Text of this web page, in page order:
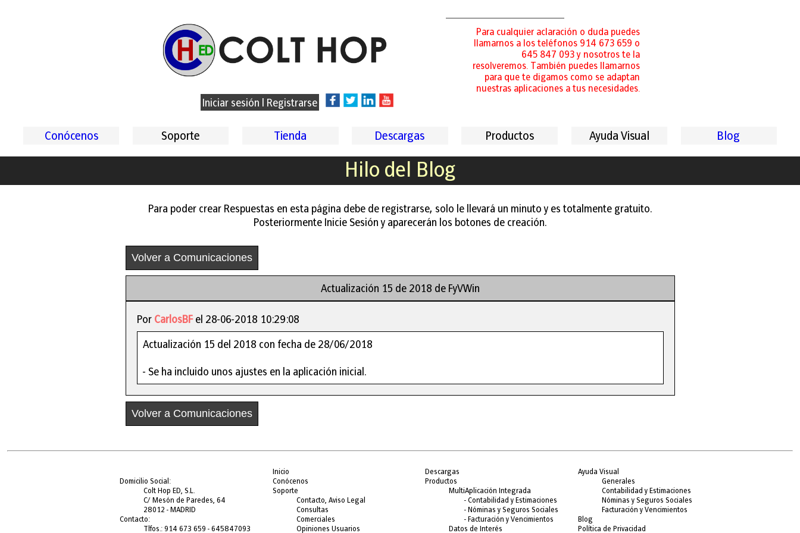
Iniciar sesión Registrarse
Para cualquier aclaración o duda puedes
llamarnos a los teléfonos 914 673 659 o
645 847 093 y nosotros te la
resolveremos. También puedes llamarnos
para que te digamos como se adaptan
nuestras aplicaciones a tus necesidades.
Conócenos Soporte Tienda Descargas Productos Ayuda Visual Blog
Hilo del Blog
Para poder crear Respuestas en esta página debe de registrarse, solo le llevará un minuto y es totalmente gratuito.
Posteriormente Inicie Sesión y aparecerán los botones de creación.
Volver a Comunicaciones
Actualización 15 de 2018 de FyVWin
Por CarlosBFel 28-06-2018 10:29:08
Actualización 15 del 2018 con fecha de 28/06/2018
- Se ha incluido unos ajustes en la aplicación inicial.
Volver a Comunicaciones
Domicilio Social:
Colt Hop ED, S.L.
C/ Mesón de Paredes, 64
28012 - MADRID
Contacto:
Tlfos.: 914 673 659 - 645847093
Inicio
Conócenos
Soporte
Contacto, Aviso Legal
Consultas
Comerciales
Opiniones Usuarios
Descargas
Productos
MultiAplicación Integrada
- Contabilidad y Estimaciones
- Nóminas y Seguros Sociales
- Facturación y Vencimientos
Datos de Interés
Ayuda Visual
Generales
Contabilidad y Estimaciones
Nóminas y Seguros Sociales
Facturación y Vencimientos
Blog
Política de Privacidad